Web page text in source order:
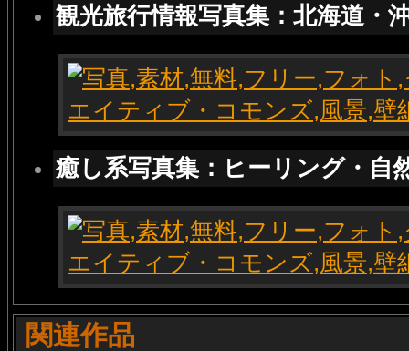
観光旅行情報写真集：北海道・
癒し系写真集：ヒーリング・自
関連作品